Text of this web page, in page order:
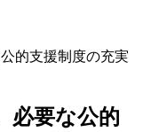
的支援制度の充実